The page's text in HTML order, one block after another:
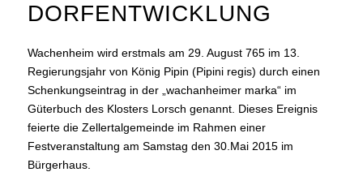
DORFENTWICKLUNG
Wachenheim wird erstmals am 29. August 765 im 13.
Regierungsjahr von König Pipin (Pipini regis) durch einen
Schenkungseintrag in der „wachanheimer marka“ im
Güterbuch des Klosters Lorsch genannt. Dieses Ereignis
feierte die Zellertalgemeinde im Rahmen einer
Festveranstaltung am Samstag den 30.Mai 2015 im
Bürgerhaus.